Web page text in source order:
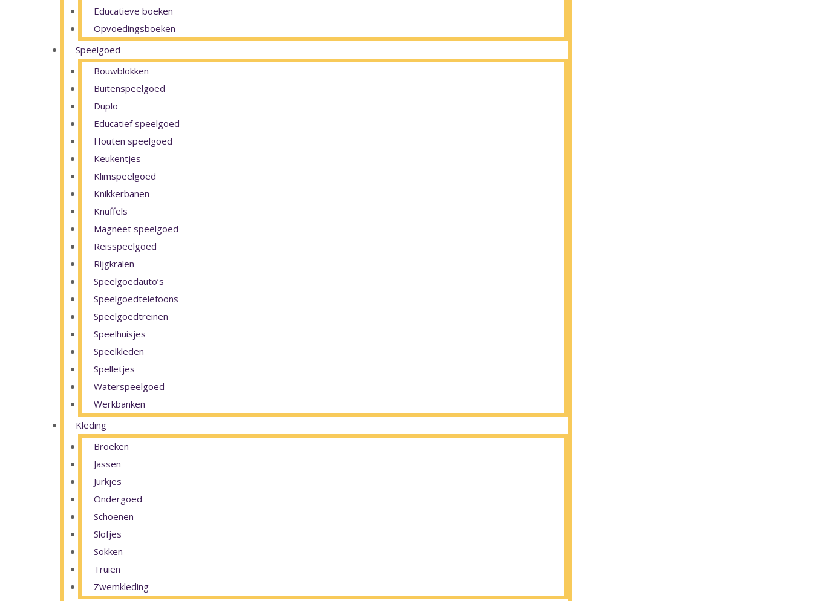
Educatieve boeken
Opvoedingsboeken
Speelgoed
Bouwblokken
Buitenspeelgoed
Duplo
Educatief speelgoed
Houten speelgoed
Keukentjes
Klimspeelgoed
Knikkerbanen
Knuffels
Magneet speelgoed
Reisspeelgoed
Rijgkralen
Speelgoedauto’s
Speelgoedtelefoons
Speelgoedtreinen
Speelhuisjes
Speelkleden
Spelletjes
Waterspeelgoed
Werkbanken
Kleding
Broeken
Jassen
Jurkjes
Ondergoed
Schoenen
Slofjes
Sokken
Truien
Zwemkleding